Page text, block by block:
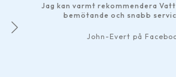
Jag kan varmt rekommendera
bemötande och snabb
John-Evert på